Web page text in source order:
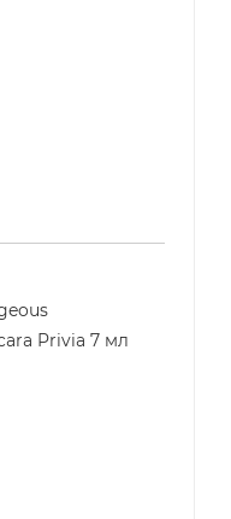
Privia 7 мл